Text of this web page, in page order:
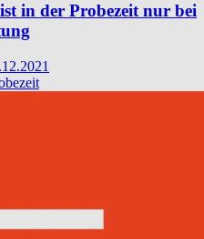
in der Probezeit nur bei